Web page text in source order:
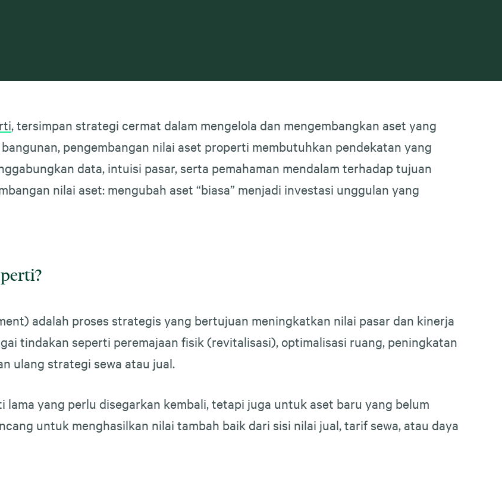
, tersimpan strategi cermat dalam mengelola dan mengembangkan aset yang
pengembangan nilai aset properti membutuhkan pendekatan yang
data, intuisi pasar, serta pemahaman mendalam terhadap tujuan
nilai aset: mengubah aset “biasa” menjadi investasi unggulan yang
adalah proses strategis yang bertujuan meningkatkan nilai pasar dan kinerja
tindakan seperti peremajaan fisik (revitalisasi), optimalisasi ruang, peningkatan
ulang strategi sewa atau jual.
yang perlu disegarkan kembali, tetapi juga untuk aset baru yang belum
untuk menghasilkan nilai tambah baik dari sisi nilai jual, tarif sewa, atau daya